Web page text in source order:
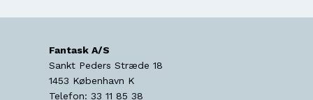
Fantask A/S
Sankt Peders Stræde 18
1453 København K
Telefon: 33 11 85 38